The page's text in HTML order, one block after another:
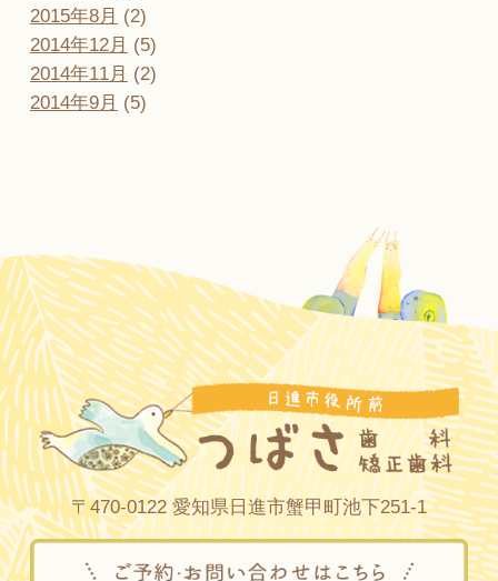
2015年8月 (2)
2014年12月 (5)
2014年11月 (2)
2014年9月 (5)
〒470-0122 愛知県日進市蟹甲町池下251-1